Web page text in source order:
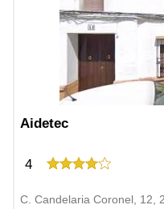
Aidetec
4
C. Candelaria Coronel, 12,